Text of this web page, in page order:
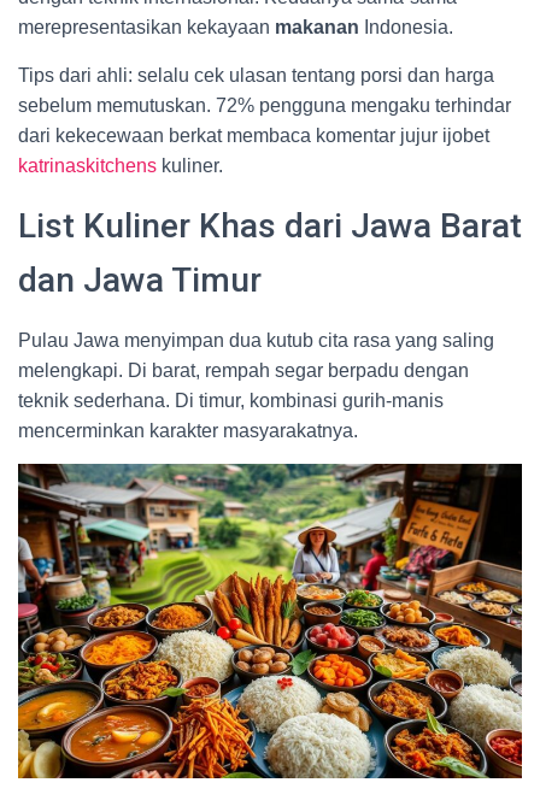
merepresentasikan kekayaan makanan Indonesia.
Tips dari ahli: selalu cek ulasan tentang porsi dan harga
sebelum memutuskan. 72% pengguna mengaku terhindar
dari kekecewaan berkat membaca komentar jujur ijobet
katrinaskitchens kuliner.
List Kuliner Khas dari Jawa Barat
dan Jawa Timur
Pulau Jawa menyimpan dua kutub cita rasa yang saling
melengkapi. Di barat, rempah segar berpadu dengan
teknik sederhana. Di timur, kombinasi gurih-manis
mencerminkan karakter masyarakatnya.